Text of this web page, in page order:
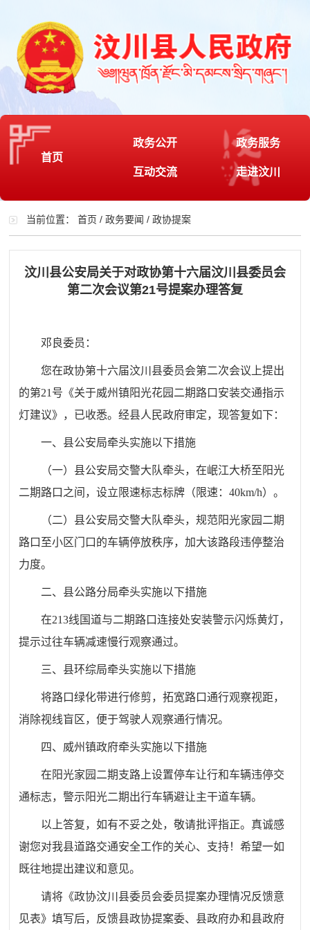
首页
政务公开 政务服务
互动交流 走进汶川
当前位置：首页 /政务要闻 /政协提案
汶川县公安局关于对政协第十六届汶川县委员会
第二次会议第21号提案办理答复
邓良委员：
您在政协第十六届汶川县委员会第二次会议上提出
的第21号《关于威州镇阳光花园二期路口安装交通指示
灯建议》，已收悉。经县人民政府审定，现答复如下：
一、县公安局牵头实施以下措施
（一）县公安局交警大队牵头，在岷江大桥至阳光
二期路口之间，设立限速标志标牌（限速：40km/h）。
（二）县公安局交警大队牵头，规范阳光家园二期
路口至小区门口的车辆停放秩序，加大该路段违停整治
力度。
二、县公路分局牵头实施以下措施
在213线国道与二期路口连接处安装警示闪烁黄灯，
提示过往车辆减速慢行观察通过。
三、县环综局牵头实施以下措施
将路口绿化带进行修剪，拓宽路口通行观察视距，
消除视线盲区，便于驾驶人观察通行情况。
四、威州镇政府牵头实施以下措施
在阳光家园 二期支路上设置停车让行和车辆违停交
通标志，警示阳光二期出行车辆避让主干道车辆。
以上答复，如有不妥之处，敬请批评指正。真诚感
谢您对我县道路交通安全工作的关心、支持！希望一如
既往地提出建议和意见。
请将《政协汶川县委员会委员提案办理情况反馈意
见表》填写后，反馈县政协提案委、县政府办和县政府